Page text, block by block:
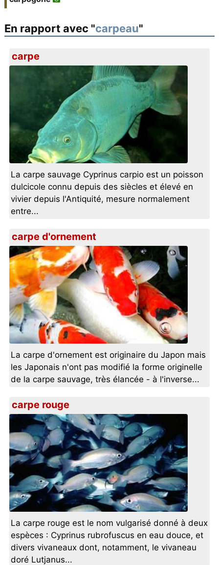
En rapport avec "carpeau"
carpe
La carpe sauvage Cyprinus carpio est un poisson
dulcicole connu depuis des siècles et élevé en
vivier depuis l'Antiquité, mesure normalement
entre...
carpe d'ornement
La carpe d'ornement est originaire du Japon mais
les Japonais n'ont pas modifié la forme originelle
de la carpe sauvage, très élancée - à l'inverse...
carpe rouge
La carpe rouge est le nom vulgarisé donné à deux
espèces : Cyprinus rubrofuscus en eau douce, et
divers vivaneaux dont, notamment, le vivaneau
doré Lutjanus...